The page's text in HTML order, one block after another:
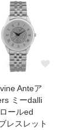
Anteア
ミーdalli
ールed
レスレット